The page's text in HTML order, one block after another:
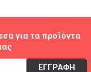
για τα προϊόντα